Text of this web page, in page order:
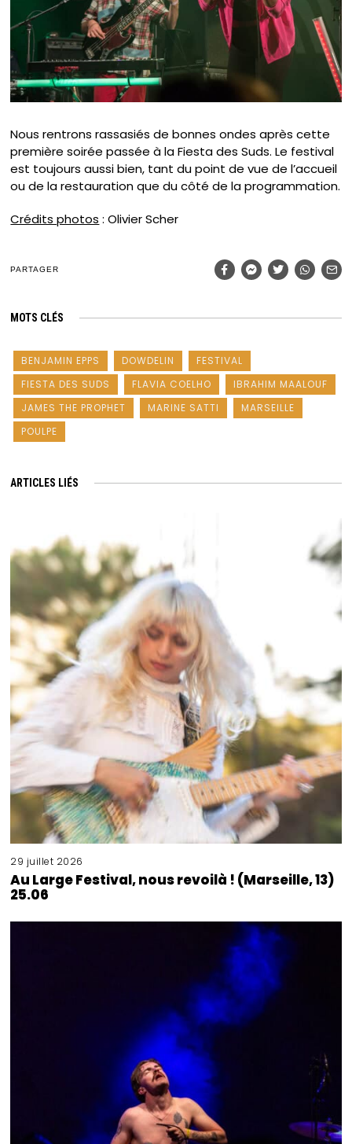
Nous rentrons rassasiés de bonnes ondes après cette
première soirée passée à la Fiesta des Suds. Le festival
est toujours aussi bien, tant du point de vue de l’accueil
ou de la restauration que du côté de la programmation.
Crédits photos : Olivier Scher
PARTAGER
MOTS CLÉS
BENJAMIN EPPS DOWDELIN
FESTIVAL
FIESTA DES SUDS
FLAVIA COELHO
IBRAHIM MAALOUF
JAMES THE PROPHET
MARINE SATTI
MARSEILLE
POULPE
ARTICLES LIÉS
29 juillet 2026
Au Large Festival, nous revoilà ! (Marseille, 13)
25.06